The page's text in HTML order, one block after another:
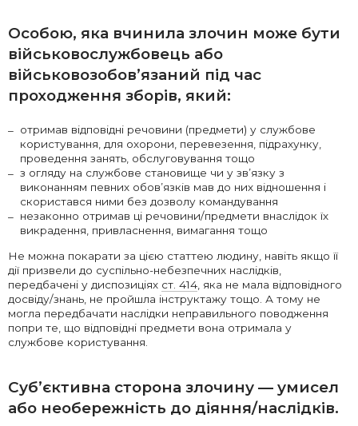
Особою, яка вчинила злочин може бути
військовослужбовець або
військовозобов’язаний під час
проходження зборів, який:
отримав відповідні речовини (предмети) у службове
користування, для охорони, перевезення, підрахунку,
проведення занять, обслуговування тощо
з огляду на службове становище чи у зв’язку з
виконанням певних обов’язків мав до них відношення і
скористався ними без дозволу командування
незаконно отримав ці речовини/предмети внаслідок їх
викрадення, привласнення, вимагання тощо
Не можна покарати за цією статтею людину, навіть якщо її
дії призвели до суспільно-небезпечних наслідків,
передбачені у диспозиціях ст. 414 , яка не мала відповідного
досвіду/знань, не пройшла інструктажу тощо. А тому не
могла передбачати наслідки неправильного поводження
попри те, що відповідні предмети вона отримала у
службове користування.
Суб’єктивна сторона злочину — умисел
або необережність до діяння/наслідків.